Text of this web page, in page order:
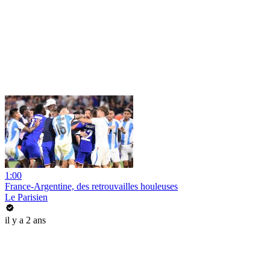
1:00
France-Argentine, des retrouvailles houleuses
Le Parisien
il y a 2 ans